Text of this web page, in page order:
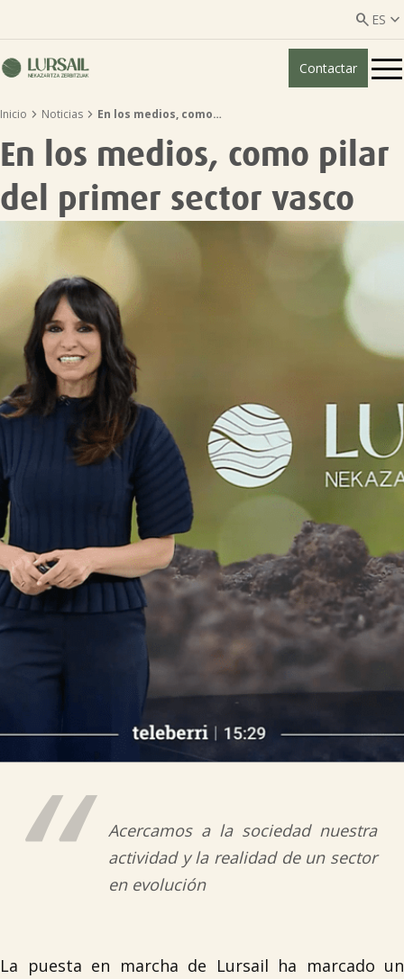
 ES 
ES
Quiénes somos
Servicios ganadería
Servicios agricultura
Entidades asociadas
Noticias
Tablón de anuncios
Lursail Market
Contactar
Inicio  Noticias  En los medios, como…
En los medios, como pilar
del primer sector vasco
Acercamos a la sociedad nuestra
actividad y la realidad de un sector
en evolución
La puesta en marcha de Lursail ha marcado un